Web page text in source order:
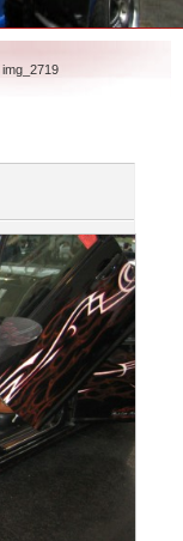
img_2719